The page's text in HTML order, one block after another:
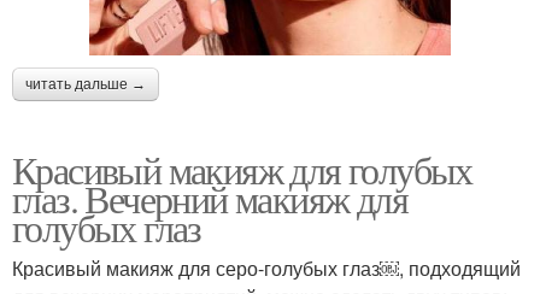
читать дальше →
Красивый макияж для голубых
глаз. Вечерний макияж для
голубых глаз
Красивый макияж для серо-голубых глаз￼, подходящий